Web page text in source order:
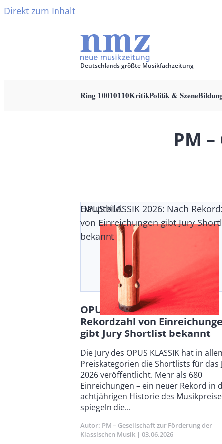
Direkt zum Inhalt
Deutschlands größte Musikfachzeitung
Ring 10010110KritikPolitik & Szene
PM
OPUS KLASSIK 2026: Nach
von Einreichungen gibt Jury
bekannt
Hauptbild
OPUS KLASSIK 2026: Nach
Rekordzahl von
gibt Jury Shortlist bekannt
Body
Die Jury des OPUS KLASSIK hat in allen
Preiskategorien die Shortlists für das
2026 veröffentlicht. Mehr als 680
Einreichungen – ein neuer Rekord in
achtjährigen Historie des
spiegeln die...
Autor PM – Gesellschaft zur Förderung der
Klassischen Musik
Publikationsdatum
03.06.2026